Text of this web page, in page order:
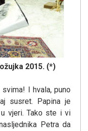
2015. (*)
I hvala, puno
susret. Papina je
vjeri. Tako ste i vi
Petra da